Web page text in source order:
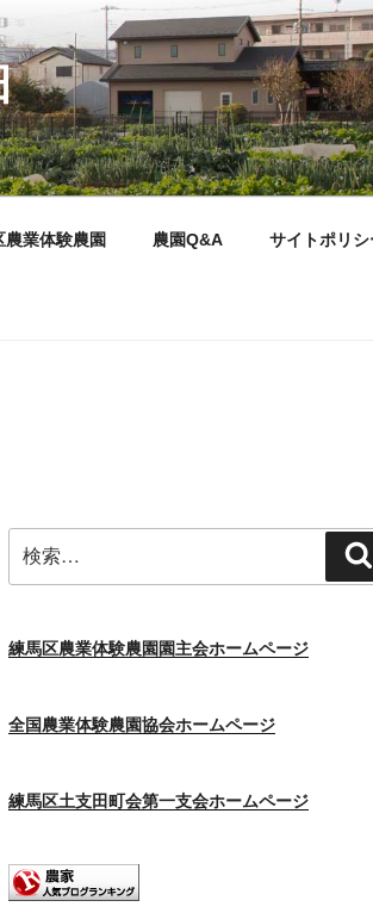
農業体験農園 農園Q&A サイトポリシ
索:
練馬区農業体験農園園主会ホームページ
全国農業体験農園協会ホームページ
練馬区土支田町会第一支会ホームページ